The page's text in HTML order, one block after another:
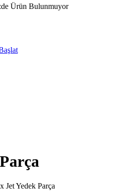
Ürün Bulunmuyor
Jet Yedek Parça